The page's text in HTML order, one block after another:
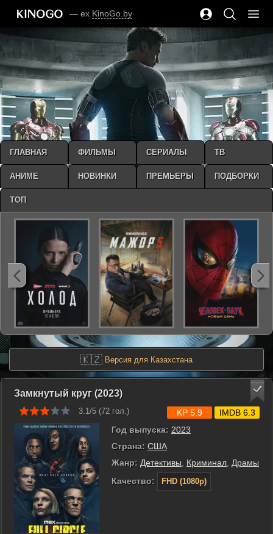
— ex KinoGo.by
🇰🇿 Версия для Казахстана
Замкнутый круг (2023)
3.1/5 (72 гол.)
Год выпуска: 2023
Страна: США
Жанр: Детективы Криминал Драмы
Качество:
FHD (1080p)
KP 5.9 IMDB 6.3
ГЛАВНАЯ ФИЛЬМЫ СЕРИАЛЫ ТВ
АНИМЕ НОВИНКИ ПРЕМЬЕРЫ ПОДБОРКИ
ТОП